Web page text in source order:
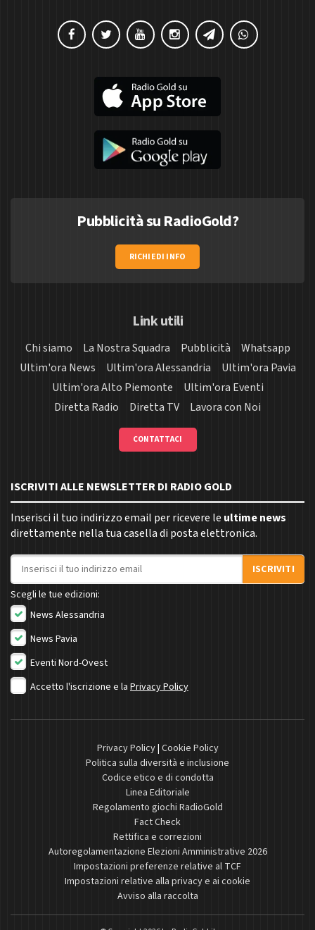
Pubblicità su RadioGold?
RICHIEDI INFO
Link utili
Chi siamo La Nostra Squadra Pubblicità
Whatsapp
Ultim'ora News
Ultim'ora Alessandria
Ultim'ora Pavia
Ultim'ora Alto Piemonte
Ultim'ora Eventi
Diretta Radio
Diretta TV Lavora con Noi
CONTATTACI
ISCRIVITI ALLE NEWSLETTER DI RADIO GOLD
Inserisci il tuo indirizzo email per ricevere le ultime news
direttamente nella tua casella di posta elettronica.
Indirizzo email
ISCRIVITI
Scegli le tue edizioni:
News Alessandria
News Pavia
Eventi Nord-Ovest
Accetto l'iscrizione e la Privacy Policy
Privacy Policy| Cookie Policy
Politica sulla diversità e inclusione
Codice etico e di condotta
Linea Editoriale
Regolamento giochi RadioGold
Fact Check
Rettifica e correzioni
Autoregolamentazione Elezioni Amministrative 2026
Impostazioni preferenze relative al TCF
Impostazioni relative alla privacy e ai cookie
Avviso alla raccolta